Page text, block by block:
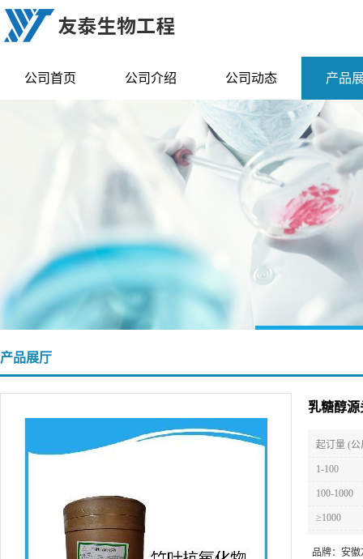
公司首页 公司介绍 公司动态 产品
产品展厅
乳糖醇源
起订量 (公
1-100
100-1000
≥1000
品牌： 安徽